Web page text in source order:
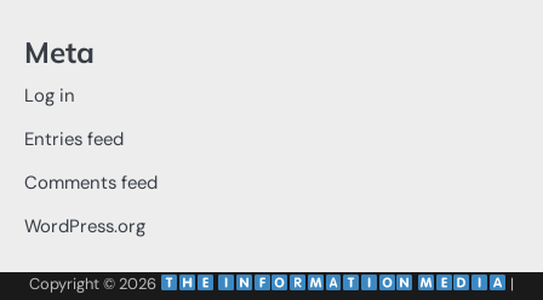
Meta
Log in
Entries feed
Comments feed
WordPress.org
Copyright © 2026
|